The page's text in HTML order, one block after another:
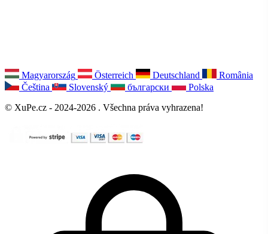
Magyarország Österreich Deutschland
România
Čeština
Slovenský български
Polska
© XuPe.cz - 2024-2026 . Všechna práva vyhrazena!